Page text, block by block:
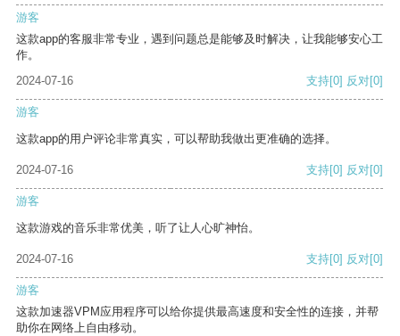
游客
这款app的客服非常专业，遇到问题总是能够及时解决，让我能够安心工
作。
2024-07-16
支持[0] 反对[0]
游客
这款app的用户评论非常真实，可以帮助我做出更准确的选择。
2024-07-16 支持[0] 反对[0]
游客
这款游戏的音乐非常优美，听了让人心旷神怡。
2024-07-16 支持[0] 反对[0]
游客
这款加速器VPM应用程序可以给你提供最高速度和安全性的连接，并帮
助你在网络上自由移动。